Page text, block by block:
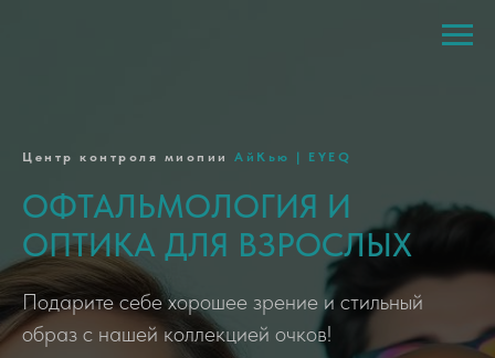
Центр контроля миопии АйКью | EYEQ
ОФТАЛЬМОЛОГИЯ И
ОПТИКА ДЛЯ ВЗРОСЛЫХ
Подарите себе хорошее зрение и стильный
образ с нашей коллекцией очков!